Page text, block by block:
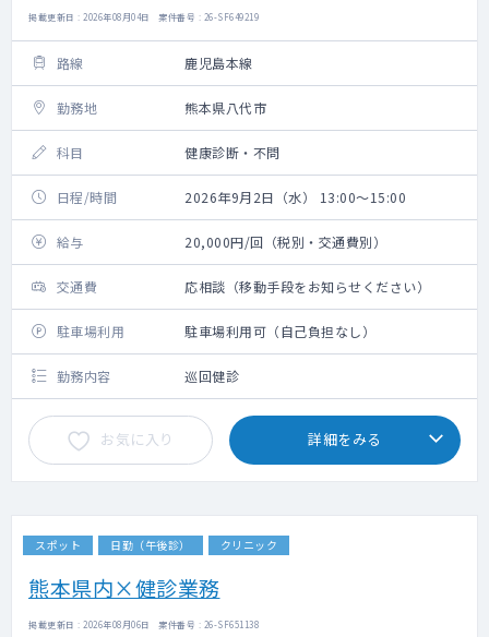
掲載更新日 : 2026年08月04日 案件番号 : 26-SF649219
路線 鹿児島本線
勤務地 熊本県八代市
科目 健康診断・不問
日程/時間 2026年9月2日（水） 13:00～15:00
給与 20,000円/回（税別・交通費別）
交通費 応相談（移動手段をお知らせください）
駐車場利用 駐車場利用可（自己負担なし）
勤務内容 巡回健診
お気に入り 詳細をみる
スポット 日勤（午後診） クリニック
熊本県内×健診業務
掲載更新日 : 2026年08月06日 案件番号 : 26-SF651138